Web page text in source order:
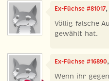
Ex-Füchse #81017,
Völlig falsche
gewählt hat.
Ex-Füchse #16890
Wenn ihr